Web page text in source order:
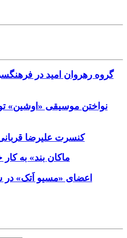
گروه رهروان امید در
نواختن موسیقی «اوشین»
کنسرت علیرضا
«ماکان بند» به
اعضای «مسیو اَتک» در